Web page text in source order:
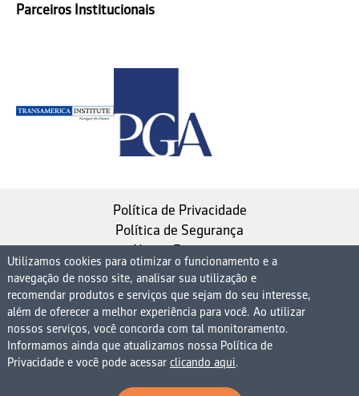
Parceiros Institucionais
Política de Privacidade
Política de Segurança
Nosso Estatuto
Instituto de Longevidade MAG, uma empresa do
Grupo MAG
| CNPJ 08.474.765/0001-75
Avenida Presidente Juscelino Kubitschek, 1830, 15º
andar bloco 1 (parte), Condomínio Edifício São Luiz -
Vila Nova Conceição
Utilizamos cookies para otimizar o funcionamento e a
navegação de nosso site, analisar sua utilização e
recomendar produtos e serviços que sejam do seu interesse,
além de oferecer a melhor experiência para você. Ao utilizar
nossos serviços, você concorda com tal monitoramento.
Informamos ainda que atualizamos nossa Política de
Privacidade e você pode acessar clicando aqui.